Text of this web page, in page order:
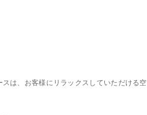
は、お客様にリラックスしていただける空